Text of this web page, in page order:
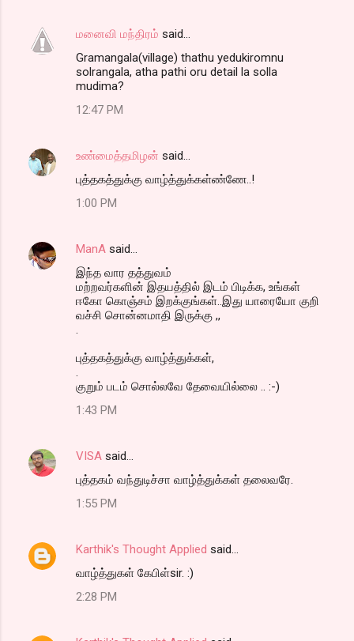
மனைவி மந்திரம் said…
Gramangala(village) thathu yedukiromnu
solrangala, atha pathi oru detail la solla
mudima?
12:47 PM
உண்மைத்தமிழன் said…
புத்தகத்துக்கு வாழ்த்துக்கள்ண்ணே..!
1:00 PM
ManA said…
இந்த வார தத்துவம்
மற்றவர்களின் இதயத்தில் இடம் பிடிக்க, உங்கள்
ஈகோ கொஞ்சம் இறக்குங்கள்..இது யாரையோ குறி
வச்சி சொன்னமாதி இருக்கு ,,
புத்தகத்துக்கு வாழ்த்துக்கள்,
குறும் படம் சொல்லவே தேவையில்லை .. :-)
1:43 PM
VISA said…
புத்தகம் வந்துடிச்சா வாழ்த்துக்கள் தலைவரே.
1:55 PM
Karthik's Thought Applied said…
வாழ்த்துகள் கேபிள்sir. :)
2:28 PM